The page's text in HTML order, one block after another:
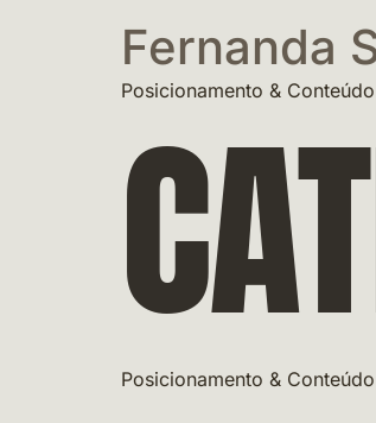
Fernanda
Posicionamento & Conteúdo
Posicionamento & Conteúdo